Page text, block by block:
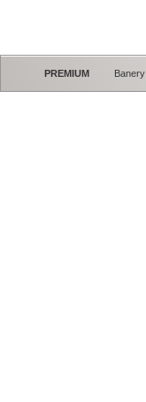
PREMIUM Banery